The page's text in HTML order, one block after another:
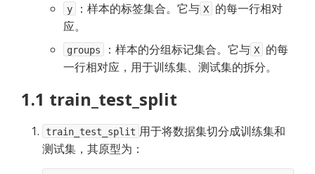
y ：样本的标签集合。它与 X
的每一行相对
应。
groups ：样本的分组标记集合。它与 X
的每
一行相对应，用于训练集、测试集的拆分。
1.1 train_test_split
train_test_split 用于将数据集切分成训练集和
测试集，其原型为：